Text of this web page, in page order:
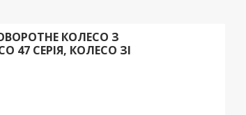
КОЛЕСО З
47 СЕРІЯ, КОЛЕСО ЗІ